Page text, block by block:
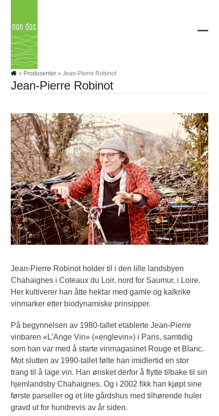
content
» Produsenter »Jean-Pierre Robinot
Jean-Pierre Robinot
Jean-Pierre Robinot holder til i den lille landsbyen
Chahaignes i Coteaux du Loir, nord for Saumur, i Loire.
Her kultiverer han åtte hektar med gamle og kalkrike
vinmarker etter biodynamiske prinsipper.
På begynnelsen av 1980-tallet etablerte Jean-Pierre
vinbaren «L’Ange Vin» («englevin») i Paris, samtidig
som han var med å starte vinmagasinet Rouge et Blanc.
Mot slutten av 1990-tallet følte han imidlertid en stor
trang til å lage vin. Han ønsket derfor å flytte tilbake til sin
hjemlandsby Chahaignes. Og i 2002 fikk han kjøpt sine
første parseller og et lite gårdshus med tilhørende huler
gravd ut for hundrevis av år siden.